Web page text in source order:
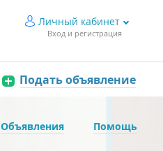
Личный кабинет
Вход и регистрация
Подать объявление
Объявления Помощь